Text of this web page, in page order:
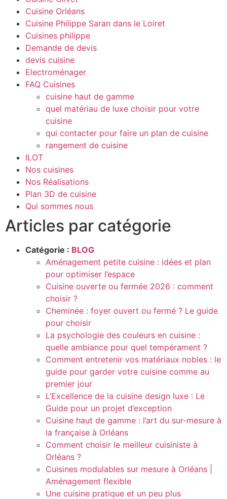
Cuisine Orléans
Cuisine Philippe Saran dans le Loiret
Cuisines philippe
Demande de devis
devis cuisine
Electroménager
FAQ Cuisines
cuisine haut de gamme
quel matériau de luxe choisir pour votre
cuisine
qui contacter pour faire un plan de cuisine
rangement de cuisine
ILOT
Nos cuisines
Nos Réalisations
Plan 3D de cuisine
Qui sommes nous
Articles par catégorie
Catégorie : BLOG
Aménagement petite cuisine : idées et plan
pour optimiser l’espace
Cuisine ouverte ou fermée 2026 : comment
choisir ?
Cheminée : foyer ouvert ou fermé ? Le guide
pour choisir
La psychologie des couleurs en cuisine :
quelle ambiance pour quel tempérament ?
Comment entretenir vos matériaux nobles : le
guide pour garder votre cuisine comme au
premier jour
L’Excellence de la cuisine design luxe : Le
Guide pour un projet d’exception
Cuisine haut de gamme : l’art du sur-mesure à
la française à Orléans
Comment choisir le meilleur cuisiniste à
Orléans ?
Cuisines modulables sur mesure à Orléans |
Aménagement flexible
Une cuisine pratique et un peu plus